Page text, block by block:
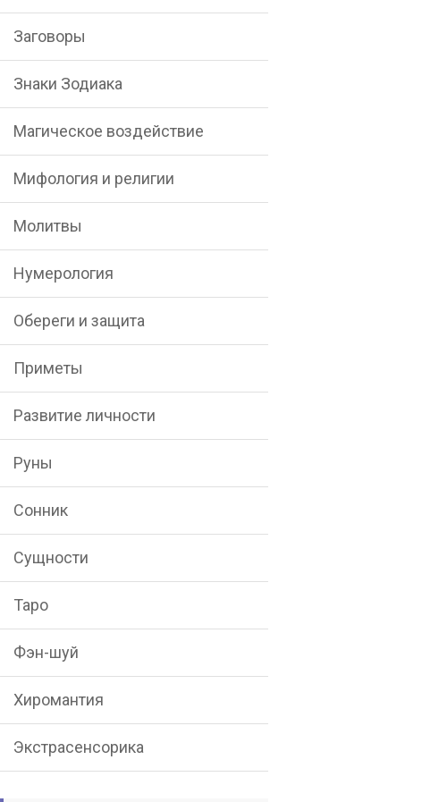
Заговоры
Знаки Зодиака
Магическое воздействие
Мифология и религии
Молитвы
Нумерология
Обереги и защита
Приметы
Развитие личности
Руны
Сонник
Сущности
Таро
Фэн-шуй
Хиромантия
Экстрасенсорика